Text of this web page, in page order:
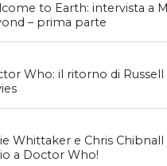
to Earth: intervista a
– prima parte
Who: il ritorno di Russell
Whittaker e Chris
a Doctor Who!